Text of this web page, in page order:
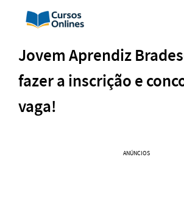
Jovem Aprendiz
fazer a inscrição e
vaga!
ANÚNCIOS